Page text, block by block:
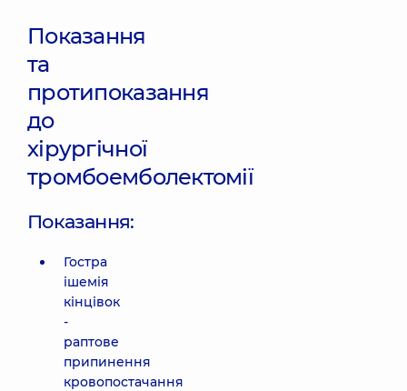
Показання
та
протипоказання
до
хірургічної
тромбоемболектомії
Показання:
Гостра
ішемія
кінцівок
-
раптове
припинення
кровопостачання